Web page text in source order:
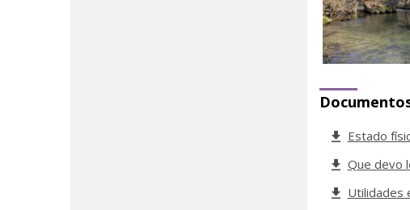
Estado
Que devo
Utilidades